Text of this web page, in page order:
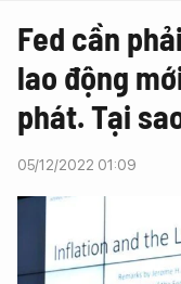
Fed cần
lao động
phát. Tại
05/12/2022 01:09